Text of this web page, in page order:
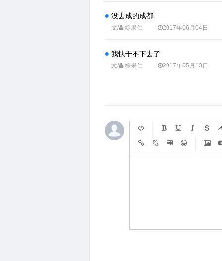
没去成的成都
文/ 粽果仁 2017年06月04日
我快干不下去了
文/ 粽果仁 2017年05月13日